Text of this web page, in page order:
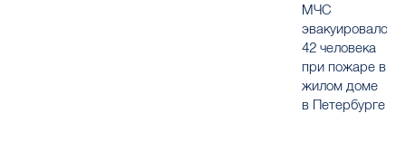
МЧС
эвакуировало
42 человека
при пожаре в
жилом доме
в Петербурге